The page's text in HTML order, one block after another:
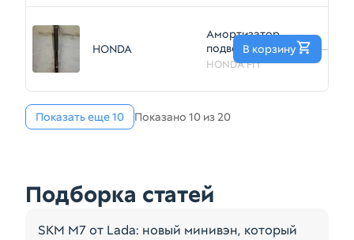
35023155
HONDA
Амортизатор
подвески HONDA
FIT GD1 Задн
35023153
HONDA FIT
—
В корзину
Показать еще 10 Показано 10 из 20
Подборка статей
SKM M7 от Lada: новый минивэн, который